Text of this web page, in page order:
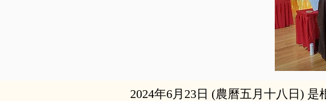
2024年6月23日 (農曆五月十八日)